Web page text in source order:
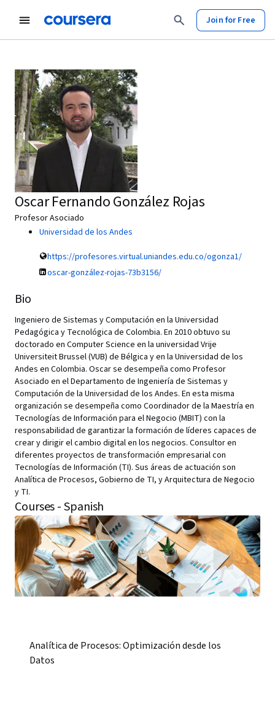
Join for Free
Oscar Fernando González Rojas
Profesor Asociado
Universidad de los Andes
https://profesores.virtual.uniandes.edu.co/ogonza1/
oscar-gonzález-rojas-73b3156/
Bio
Ingeniero de Sistemas y Computación en la Universidad
Pedagógica y Tecnológica de Colombia. En 2010 obtuvo su
doctorado en Computer Science en la universidad Vrije
Universiteit Brussel (VUB) de Bélgica y en la Universidad de los
Andes en Colombia. Oscar se desempeña como Profesor
Asociado en el Departamento de Ingeniería de Sistemas y
Computación de la Universidad de los Andes. En esta misma
organización se desempeña como Coordinador de la Maestría en
Tecnologías de Información para el Negocio (MBIT) con la
responsabilidad de garantizar la formación de líderes capaces de
crear y dirigir el cambio digital en los negocios. Consultor en
diferentes proyectos de transformación empresarial con
Tecnologías de Información (TI). Sus áreas de actuación son
Analítica de Procesos, Gobierno de TI, y Arquitectura de Negocio
y TI.
Courses - Spanish
Analítica de Procesos: Optimización desde los
Datos